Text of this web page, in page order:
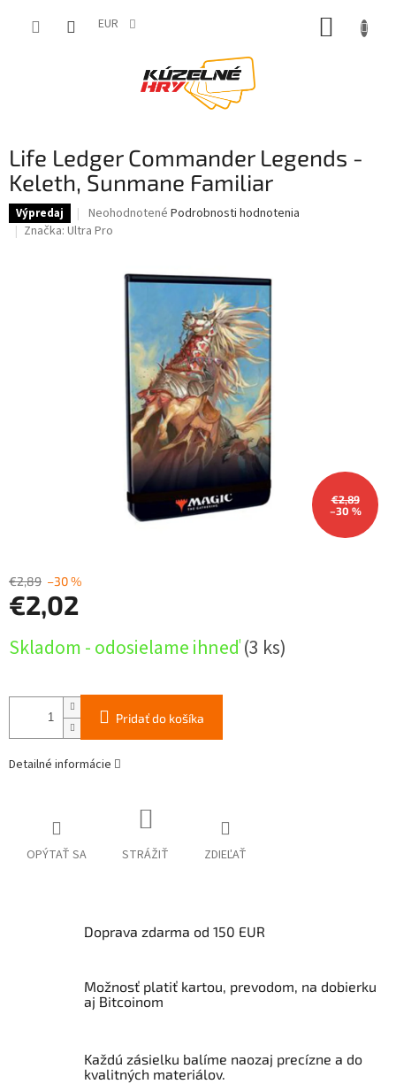
EUR
Life Ledger Commander Legends -
Keleth, Sunmane Familiar
Výpredaj
Priemerné
hodnotenie
hviezdičiek.
Neohodnotené Podrobnosti hodnotenia
Značka: Ultra Pro
€2,89
–30 %
€2,89 –30 %
€2,02
cena:
Skladom - odosielame ihneď(3 ks)
Pridať do košíka
Detailné informácie
OPÝTAŤ SA STRÁŽIŤ ZDIEĽAŤ
Doprava zdarma od 150 EUR
Možnosť platiť kartou, prevodom, na dobierku
aj Bitcoinom
Každú zásielku balíme naozaj precízne a do
kvalitných materiálov.